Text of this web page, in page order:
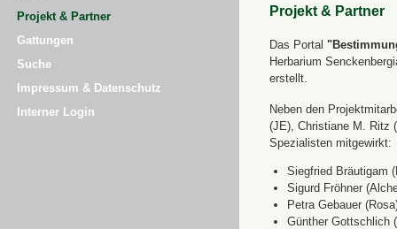
Projekt & Partner
Gattungen
Suche
Impressum & Datenschutz
Interner Login
Projekt & Partner
Das Portal
Herbarium
erstellt.
Neben den
(JE), Christiane M. Ritz
Spezialisten mitgewirkt:
Siegfried Bräutigam
Sigurd Fröhner
Petra Gebauer
Günther Gottschlich